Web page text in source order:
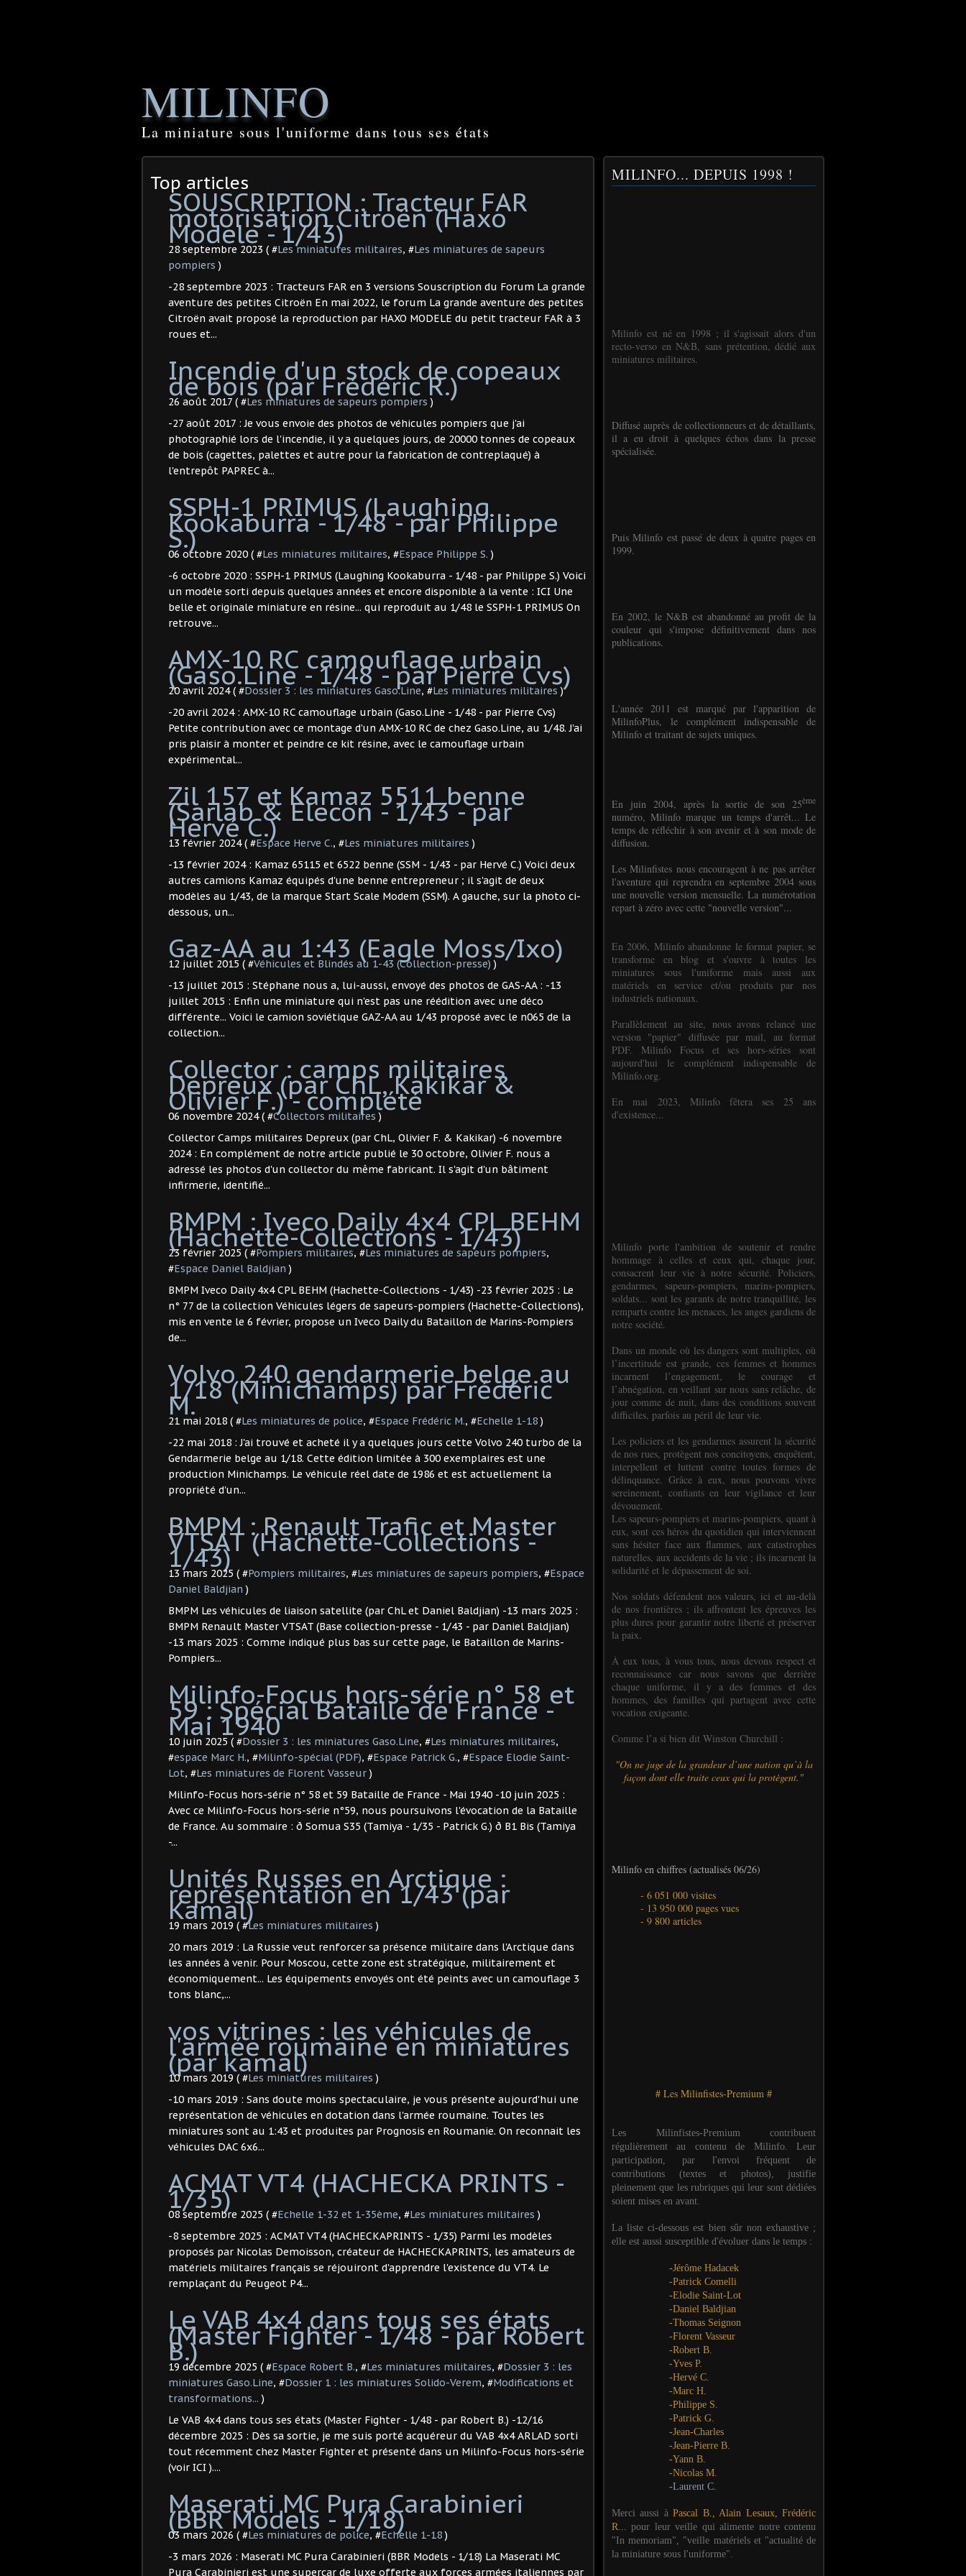
MILINFO
La miniature sous l'uniforme dans tous ses états
Top articles
SOUSCRIPTION : Tracteur FAR
motorisation Citroën (Haxo
Modele - 1/43)
28 septembre 2023 ( #Les miniatures militaires, #Les miniatures de sapeurs
pompiers )
-28 septembre 2023 : Tracteurs FAR en 3 versions Souscription du Forum La grande
aventure des petites Citroën En mai 2022, le forum La grande aventure des petites
Citroën avait proposé la reproduction par HAXO MODELE du petit tracteur FAR à 3
roues et...
Incendie d'un stock de copeaux
de bois (par Frédéric R.)
26 août 2017 ( #Les miniatures de sapeurs pompiers )
-27 août 2017 : Je vous envoie des photos de véhicules pompiers que j'ai
photographié lors de l'incendie, il y a quelques jours, de 20000 tonnes de copeaux
de bois (cagettes, palettes et autre pour la fabrication de contreplaqué) à
l'entrepôt PAPREC à...
SSPH-1 PRIMUS (Laughing
Kookaburra - 1/48 - par Philippe
S.)
06 octobre 2020 ( #Les miniatures militaires, #Espace Philippe S. )
-6 octobre 2020 : SSPH-1 PRIMUS (Laughing Kookaburra - 1/48 - par Philippe S.) Voici
un modèle sorti depuis quelques années et encore disponible à la vente : ICI Une
belle et originale miniature en résine... qui reproduit au 1/48 le SSPH-1 PRIMUS On
retrouve...
AMX-10 RC camouflage urbain
(Gaso.Line - 1/48 - par Pierre Cvs)
20 avril 2024 ( #Dossier 3 : les miniatures Gaso.Line, #Les miniatures militaires )
-20 avril 2024 : AMX-10 RC camouflage urbain (Gaso.Line - 1/48 - par Pierre Cvs)
Petite contribution avec ce montage d’un AMX-10 RC de chez Gaso.Line, au 1/48. J'ai
pris plaisir à monter et peindre ce kit résine, avec le camouflage urbain
expérimental...
Zil 157 et Kamaz 5511 benne
(Sarlab & Elecon - 1/43 - par
Hervé C.)
13 février 2024 ( #Espace Herve C., #Les miniatures militaires )
-13 février 2024 : Kamaz 65115 et 6522 benne (SSM - 1/43 - par Hervé C.) Voici deux
autres camions Kamaz équipés d'une benne entrepreneur ; il s'agit de deux
modèles au 1/43, de la marque Start Scale Modem (SSM). A gauche, sur la photo ci-
dessous, un...
Gaz-AA au 1:43 (Eagle Moss/Ixo)
12 juillet 2015 ( #Véhicules et Blindés au 1-43 (Collection-presse) )
-13 juillet 2015 : Stéphane nous a, lui-aussi, envoyé des photos de GAS-AA : -13
juillet 2015 : Enfin une miniature qui n'est pas une réédition avec une déco
différente... Voici le camion soviétique GAZ-AA au 1/43 proposé avec le n065 de la
collection...
Collector : camps militaires
Depreux (par ChL, Kakikar &
Olivier F.) - complété
06 novembre 2024 ( #Collectors militaires )
Collector Camps militaires Depreux (par ChL, Olivier F. & Kakikar) -6 novembre
2024 : En complément de notre article publié le 30 octobre, Olivier F. nous a
adressé les photos d'un collector du même fabricant. Il s'agit d'un bâtiment
infirmerie, identifié...
BMPM : Iveco Daily 4x4 CPL BEHM
(Hachette-Collections - 1/43) ​
23 février 2025 ( #Pompiers militaires, #Les miniatures de sapeurs pompiers,
#Espace Daniel Baldjian )
BMPM Iveco Daily 4x4 CPL BEHM (Hachette-Collections - 1/43) -23 février 2025 : Le
n° 77 de la collection Véhicules légers de sapeurs-pompiers (Hachette-Collections),
mis en vente le 6 février, propose un Iveco Daily du Bataillon de Marins-Pompiers
de...
Volvo 240 gendarmerie belge au
1/18 (Minichamps) par Frédéric
M.
21 mai 2018 ( #Les miniatures de police, #Espace Frédéric M., #Echelle 1-18)
-22 mai 2018 : J'ai trouvé et acheté il y a quelques jours cette Volvo 240 turbo de la
Gendarmerie belge au 1/18. Cette édition limitée à 300 exemplaires est une
production Minichamps. Le véhicule réel date de 1986 et est actuellement la
propriété d'un...
BMPM : Renault Trafic et Master
VTSAT (Hachette-Collections -
1/43) ​
13 mars 2025 ( #Pompiers militaires, #Les miniatures de sapeurs pompiers, #Espace
Daniel Baldjian )
BMPM Les véhicules de liaison satellite (par ChL et Daniel Baldjian) -13 mars 2025 :
BMPM Renault Master VTSAT (Base collection-presse - 1/43 - par Daniel Baldjian)
-13 mars 2025 : Comme indiqué plus bas sur cette page, le Bataillon de Marins-
Pompiers...
Milinfo-Focus hors-série n° 58 et
59 : Spécial Bataille de France -
Mai 1940
10 juin 2025 ( #Dossier 3 : les miniatures Gaso.Line, #Les miniatures militaires,
#espace Marc H., #Milinfo-spécial (PDF), #Espace Patrick G., #Espace Elodie Saint-
Lot, #Les miniatures de Florent Vasseur)
Milinfo-Focus hors-série n° 58 et 59 Bataille de France - Mai 1940 -10 juin 2025 :
Avec ce Milinfo-Focus hors-série n°59, nous poursuivons l'évocation de la Bataille
de France. Au sommaire : ð Somua S35 (Tamiya - 1/35 - Patrick G.) ð B1 Bis (Tamiya
-...
Unités Russes en Arctique :
représentation en 1/43 (par
Kamal)
19 mars 2019 ( #Les miniatures militaires )
20 mars 2019 : La Russie veut renforcer sa présence militaire dans l'Arctique dans
les années à venir. Pour Moscou, cette zone est stratégique, militairement et
économiquement... Les équipements envoyés ont été peints avec un camouflage 3
tons blanc,...
vos vitrines : les véhicules de
l'armée roumaine en miniatures
(par kamal)
10 mars 2019 ( #Les miniatures militaires )
-10 mars 2019 : Sans doute moins spectaculaire, je vous présente aujourd'hui une
représentation de véhicules en dotation dans l'armée roumaine. Toutes les
miniatures sont au 1:43 et produites par Prognosis en Roumanie. On reconnait les
véhicules DAC 6x6...
ACMAT VT4 (HACHECKA PRINTS -
1/35)
08 septembre 2025 ( #Echelle 1-32 et 1-35ème, #Les miniatures militaires )
-8 septembre 2025 : ACMAT VT4 (HACHECKAPRINTS - 1/35) Parmi les modèles
proposés par Nicolas Demoisson, créateur de HACHECKAPRINTS, les amateurs de
matériels militaires français se réjouiront d'apprendre l'existence du VT4. Le
remplaçant du Peugeot P4...
Le VAB 4x4 dans tous ses états
(Master Fighter - 1/48 - par Robert
B.) ​
19 décembre 2025 ( #Espace Robert B., #Les miniatures militaires, #Dossier 3 : les
miniatures Gaso.Line, #Dossier 1 : les miniatures Solido-Verem, #Modifications et
transformations... )
Le VAB 4x4 dans tous ses états (Master Fighter - 1/48 - par Robert B.) -12/16
décembre 2025 : Dès sa sortie, je me suis porté acquéreur du VAB 4x4 ARLAD sorti
tout récemment chez Master Fighter et présenté dans un Milinfo-Focus hors-série
(voir ICI )....
Maserati MC Pura Carabinieri
(BBR Models - 1/18)
03 mars 2026 ( #Les miniatures de police, #Echelle 1-18)
-3 mars 2026 : Maserati MC Pura Carabinieri (BBR Models - 1/18) La Maserati MC
Pura Carabinieri est une supercar de luxe offerte aux forces armées italiennes par
MILINFO... DEPUIS 1998 !
Milinfo est né en 1998 ; il s'agissait alors d'un
recto-verso en N&B, sans prétention, dédié aux
miniatures militaires.
Diffusé auprès de collectionneurs et de détaillants,
il a eu droit à quelques échos dans la presse
spécialisée.
Puis Milinfo est passé de deux à quatre pages en
1999.
En 2002, le N&B est abandonné au profit de la
couleur qui s'impose définitivement dans nos
publications.
L'année 2011 est marqué par l'apparition de
MilinfoPlus, le complément indispensable de
Milinfo et traitant de sujets uniques.
En juin 2004, après la sortie de son 25ème
numéro, Milinfo marque un temps d'arrêt... Le
temps de réfléchir à son avenir et à son mode de
diffusion.
Les Milinfistes nous encouragent à ne pas arrêter
l'aventure qui reprendra en septembre 2004 sous
une nouvelle version mensuelle. La numérotation
repart à zéro avec cette "nouvelle version"...
En 2006, Milinfo abandonne le format papier, se
transforme en blog et s'ouvre à toutes les
miniatures sous l'uniforme mais aussi aux
matériels en service et/ou produits par nos
industriels nationaux.
Parallèlement au site, nous avons relancé une
version "papier" diffusée par mail, au format
PDF. Milinfo Focus et ses hors-séries sont
aujourd'hui le complément indispensable de
Milinfo.org.
En mai 2023, Milinfo fêtera ses 25 ans
d'existence...
Milinfo porte l'ambition de soutenir et rendre
hommage à celles et ceux qui, chaque jour,
consacrent leur vie à notre sécurité. Policiers,
gendarmes, sapeurs-pompiers, marins-pompiers,
soldats... sont les garants de notre tranquillité, les
remparts contre les menaces, les anges gardiens de
notre société.
Dans un monde où les dangers sont multiples, où
l’incertitude est grande, ces femmes et hommes
incarnent l’engagement, le courage et
l’abnégation, en veillant sur nous sans relâche, de
jour comme de nuit, dans des conditions souvent
difficiles, parfois au péril de leur vie.
Les policiers et les gendarmes assurent la sécurité
de nos rues, protègent nos concitoyens, enquêtent,
interpellent et luttent contre toutes formes de
délinquance. Grâce à eux, nous pouvons vivre
sereinement, confiants en leur vigilance et leur
dévouement.
Les sapeurs-pompiers et marins-pompiers, quant à
eux, sont ces héros du quotidien qui interviennent
sans hésiter face aux flammes, aux catastrophes
naturelles, aux accidents de la vie ; ils incarnent la
solidarité et le dépassement de soi.
Nos soldats défendent nos valeurs, ici et au-delà
de nos frontières ; ils affrontent les épreuves les
plus dures pour garantir notre liberté et préserver
la paix.
À eux tous, à vous tous, nous devons respect et
reconnaissance car nous savons que derrière
chaque uniforme, il y a des femmes et des
hommes, des familles qui partagent avec cette
vocation exigeante.
Comme l’a si bien dit Winston Churchill :
"On ne juge de la grandeur d’une nation qu’à la
façon dont elle traite ceux qui la protègent."
Milinfo en chiffres (actualisés 06/26)
- 6 051 000 visites
- 13 950 000 pages vues
- 9 800 articles
# Les Milinfistes-Premium #
Les Milinfistes-Premium contribuent
régulièrement au contenu de Milinfo. Leur
participation, par l'envoi fréquent de
contributions (textes et photos), justifie
pleinement que les rubriques qui leur sont dédiées
soient mises en avant.
La liste ci-dessous est bien sûr non exhaustive ;
elle est aussi susceptible d'évoluer dans le temps :
-Jérôme Hadacek
-Patrick Comelli
-Elodie Saint-Lot
-Daniel Baldjian
-Thomas Seignon
-Florent Vasseur
-Robert B.
-Yves P.
-Hervé C.
-Marc H.
-Philippe S.
-Patrick G.
-Jean-Charles
-Jean-Pierre B.
-Yann B.
-Nicolas M.
-Laurent C.
Merci aussi àPascal B., Alain Lesaux, Frédéric
R...pour leur veille qui alimente notre contenu
"In memoriam", "veille matériels et "actualité de
la miniature sous l'uniforme".